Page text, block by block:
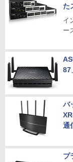
た
イ
ー
87
バ
通
プ